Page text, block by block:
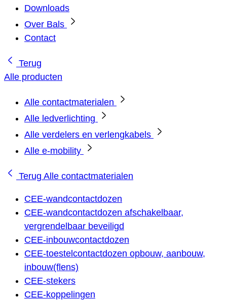
Downloads
Over Bals
Contact
Terug
Alle producten
Alle contactmaterialen
Alle ledverlichting
Alle verdelers en verlengkabels
Alle e-mobility
Terug Alle contactmaterialen
CEE-wandcontactdozen
CEE-wandcontactdozen afschakelbaar,
vergrendelbaar beveiligd
CEE-inbouwcontactdozen
CEE-toestelcontactdozen opbouw, aanbouw,
inbouw(flens)
CEE-stekers
CEE-koppelingen